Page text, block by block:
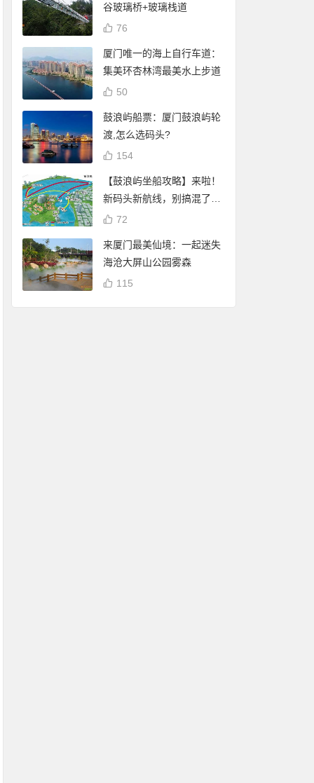
谷玻璃桥+玻璃栈道
76
厦门唯一的海上自行车道：
集美环杏林湾最美水上步道
50
鼓浪屿船票：厦门鼓浪屿轮
渡,怎么选码头?
154
【鼓浪屿坐船攻略】来啦！
新码头新航线，别搞混了
哦！72
来厦门最美仙境：一起迷失
海沧大屏山公园雾森
115